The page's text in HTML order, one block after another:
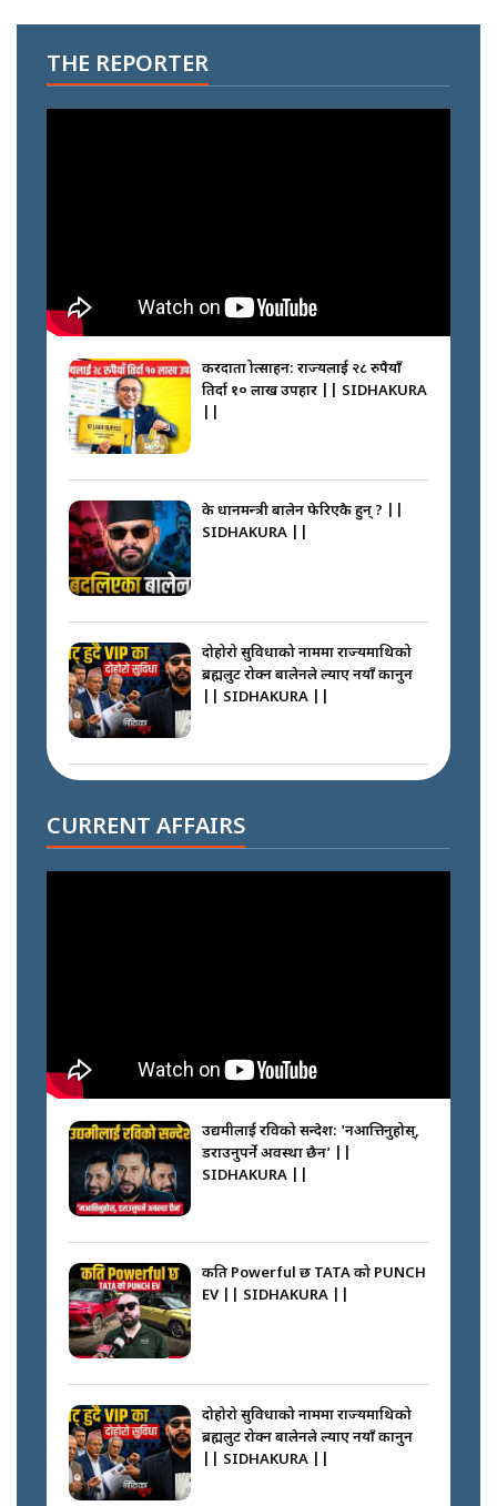
THE REPORTER
करदाता प्रोत्साहन: राज्यलाई २८ रुपैयाँ
तिर्दा १० लाख उपहार || SIDHAKURA
के प्रधानमन्त्री बालेन फेरिएकै हुन् ? ||
SIDHAKURA ||
दोहोरो सुविधाको नाममा राज्यमाथिको
ब्रह्मलुट रोक्न बालेनले ल्याए नयाँ कानुन
|| SIDHAKURA ||
आरोहीहरू | Record-breaking
climbers who set foot with
नभाँडिएको सद्भाव : कप्तानगञ्जबाट
सल्किएको आगो निभाउनेहरू ||
SIDHAKURA || THE REPORTER
||
बदलेका ‘निम्स दाई’ || SIDHAKURA
||
आगो निभाउने कि तेल थप्ने ? WHATS
HAPPENING IN MADHESH ? ||
CURRENT AFFAIRS
उद्यमीलाई रविको सन्देश: 'नआत्तिनुहोस्,
डराउनुपर्ने अवस्था छैन’ ||
SIDHAKURA ||
कति Powerful छ TATA को PUNCH
EV || SIDHAKURA ||
दोहोरो सुविधाको नाममा राज्यमाथिको
ब्रह्मलुट रोक्न बालेनले ल्याए नयाँ कानुन
|| SIDHAKURA ||